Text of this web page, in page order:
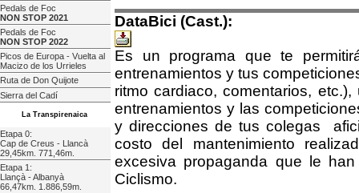
Pedals de Foc
NON STOP 2021
Pedals de Foc
NON STOP 2022
Picos de Europa - Vuelta al
Macizo de los Urrieles
Ruta de Don Quijote
Sierra del Cadí
La Transpirenaica
Etapa 0:
Cap de Creus - Llancà
29,45km. 771,46m.
Etapa 1:
Llançà - Albanyà
66,47km. 1.886,59m.
DataBici (Cast.):
Es un programa que te
entrenamientos y tus
ritmo cardiaco, comentarios,
entrenamientos y las
y direcciones de tus colegas
costo del mantenimiento
excesiva propaganda que le
Ciclismo.